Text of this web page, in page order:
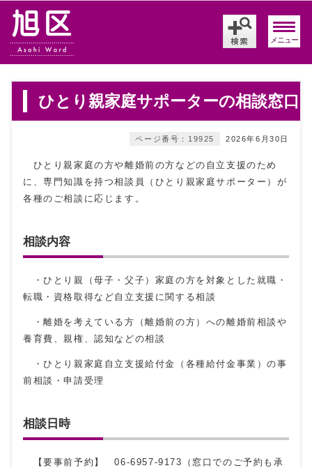
メニュー
ひとり親家庭サポーターの相談窓口
2026年6月30日
ページ番号：19925
ひとり親家庭の方や離婚前の方などの自立支援のため
に、専門知識を持つ相談員（ひとり親家庭サポーター）が
各種のご相談に応じます。
相談内容
・ひとり親（母子・父子）家庭の方を対象とした就職・
転職・資格取得など自立支援に関する相談
・離婚を考えている方（離婚前の方）への離婚前相談や
養育費、親権、認知などの相談
・ひとり親家庭自立支援給付金（各種給付金事業）の事
前相談・申請受理
相談日時
【要事前予約】 06-6957-9173（窓口でのご予約も承